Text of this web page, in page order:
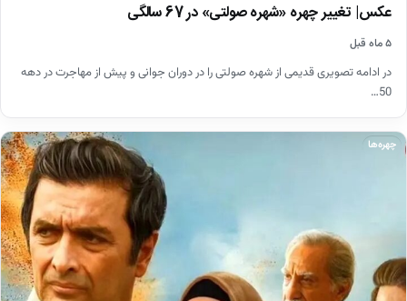
عکس| تغییر چهره «شهره صولتی» در 67 سالگی
۵ ماه قبل
در ادامه تصویری قدیمی از شهره صولتی را در دوران جوانی و پیش از مهاجرت در دهه
50…
چهره‌ها